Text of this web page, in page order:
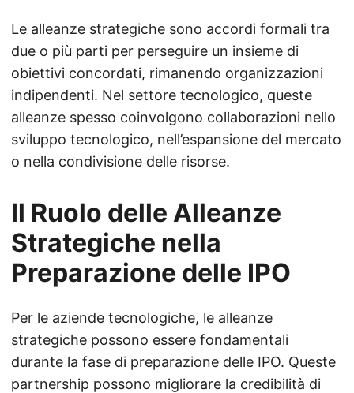
Le alleanze strategiche sono accordi formali tra
due o più parti per perseguire un insieme di
obiettivi concordati, rimanendo organizzazioni
indipendenti. Nel settore tecnologico, queste
alleanze spesso coinvolgono collaborazioni nello
sviluppo tecnologico, nell’espansione del mercato
o nella condivisione delle risorse.
Il Ruolo delle Alleanze
Strategiche nella
Preparazione delle IPO
Per le aziende tecnologiche, le alleanze
strategiche possono essere fondamentali
durante la fase di preparazione delle IPO. Queste
partnership possono migliorare la credibilità di